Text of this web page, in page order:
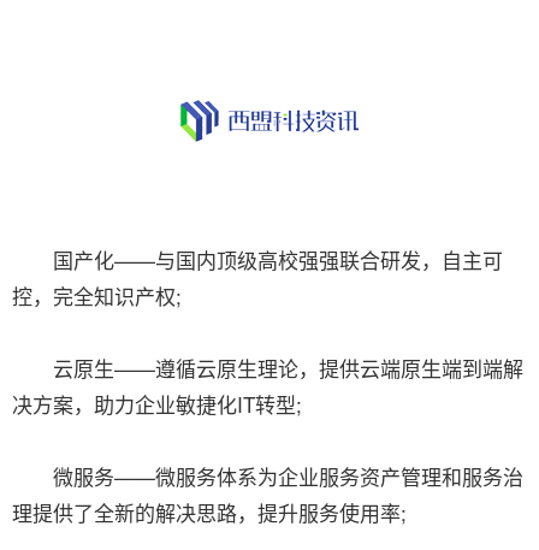
国产化——与国内顶级高校强强联合研发，自主可
控，完全知识产权;
云原生——遵循云原生理论，提供云端原生端到端解
决方案，助力企业敏捷化IT转型;
微服务——微服务体系为企业服务资产管理和服务治
理提供了全新的解决思路，提升服务使用率;